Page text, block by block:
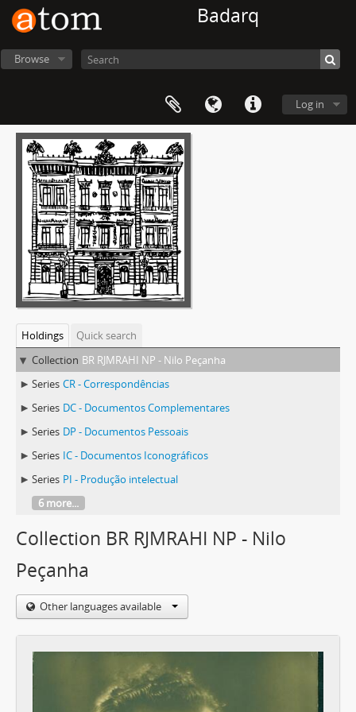
Badarq
Browse
Log in
Holdings
Quick search
Collection BR RJMRAHI NP - Nilo Peçanha
Series CR - Correspondências
Series DC - Documentos Complementares
Series DP - Documentos Pessoais
Series IC - Documentos Iconográficos
Series PI - Produção intelectual
6 more...
Collection BR RJMRAHI NP - Nilo
Peçanha
Other languages available